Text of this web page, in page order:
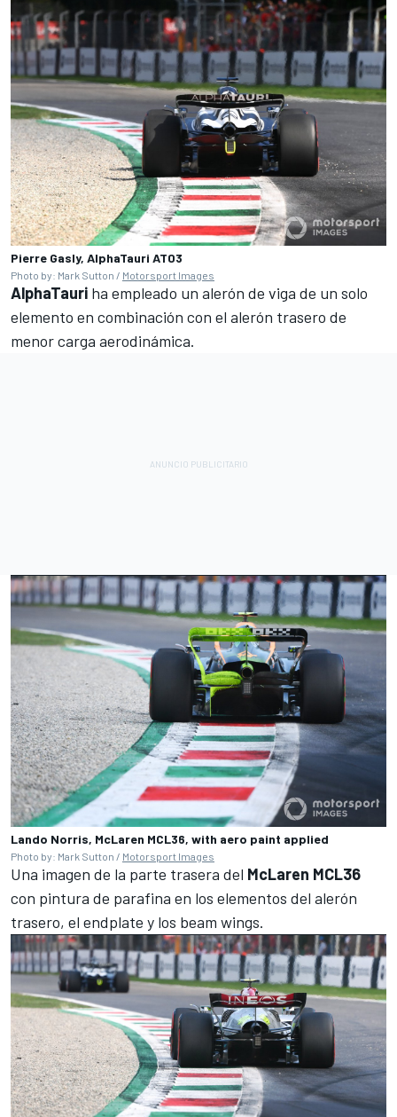
Pierre Gasly, AlphaTauri AT03
Photo by: Mark Sutton / Motorsport Images
AlphaTauri ha empleado un alerón de viga de un solo
elemento en combinación con el alerón trasero de
menor carga aerodinámica.
Lando Norris, McLaren MCL36, with aero paint applied
Photo by: Mark Sutton / Motorsport Images
Una imagen de la parte trasera del McLaren MCL36
con pintura de parafina en los elementos del alerón
trasero, el endplate y los beam wings.